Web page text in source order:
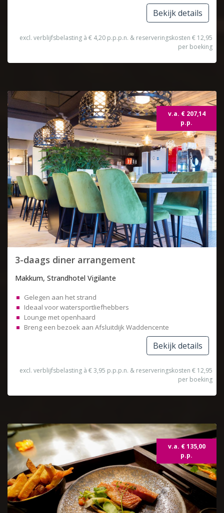
Bekijk details
excl. verblijfsbelasting à € 4,20 p.p.p.n. & reserveringskosten € 12,95
per boeking
v.a. € 207,14
p.p.
3-daags diner arrangement
Makkum, Strandhotel Vigilante
Gelegen aan het strand
Ideaal voor watersportliefhebbers
Lounge met openhaard
Breng een bezoek aan Afsluitdijk Waddencente
Bekijk details
excl. verblijfsbelasting à € 3,95 p.p.p.n. & reserveringskosten € 12,95
per boeking
v.a. € 135,00
p.p.